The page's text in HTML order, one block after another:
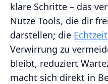
klare Schritte – das
Nutze Tools, die dir
darstellen; die
Verwirrung zu
bleibt, reduziert
macht sich direkt in